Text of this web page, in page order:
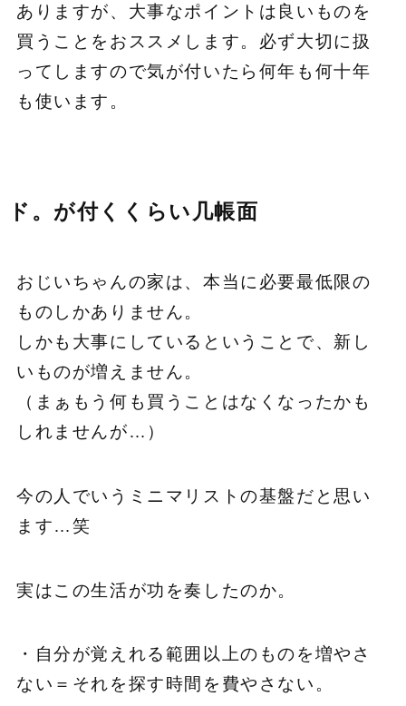
ありますが、大事なポイントは良いものを
買うことをおススメします。必ず大切に扱
ってしますので気が付いたら何年も何十年
も使います。
ド。が付くくらい几帳面
おじいちゃんの家は、本当に必要最低限の
ものしかありません。
しかも大事にしているということで、新し
いものが増えません。
（まぁもう何も買うことはなくなったかも
しれませんが…）
今の人でいうミニマリストの基盤だと思い
ます…笑
実はこの生活が功を奏したのか。
・自分が覚えれる範囲以上のものを増やさ
ない＝それを探す時間を費やさない。